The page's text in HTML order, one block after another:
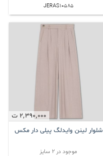
JERAS10585
2٬390٬000 ت
شلوار لینن وایدلگ پیلی دار مکس
موجود در 2 سایز